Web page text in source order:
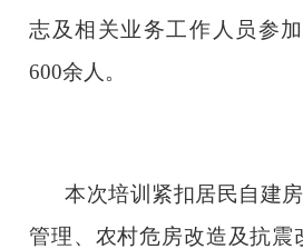
志及相关业务工作人员参
600余人。
本次培训紧扣居民自建
管理、农村危房改造及抗震